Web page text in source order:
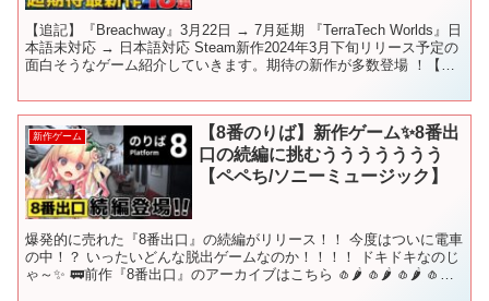
【追記】『Breachway』3月22日 → 7月延期 『TerraTech Worlds』日
本語未対応 → 日本語対応 Steam新作2024年3月下旬リリース予定の
面白そうなゲーム紹介していきます。期待の新作が多数登場 ！【コ
新作ゲーム
【8番のりば】新作ゲーム✨8番出
口の続編に挑むううううううう
【ペペち/ソニーミュージック】
爆発的に売れた『8番出口』の続編がリリース！！ 今度はついに電車
の中！？ いったいどんな脱出ゲームなのか！！！！ ドキドキなのじ
ゃ～✨ 🚃前作『8番出口』のアーカイブはこちら 🧄🌶️ 🧄🌶️ 🧄🌶️ 🧄🌶️